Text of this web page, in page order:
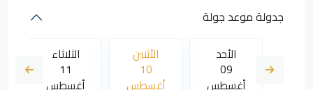
جدولة موعد جولة
الأحد
09
أغسطس
الأثنين
10
أغسطس
الثلاثاء
11
أغسطس